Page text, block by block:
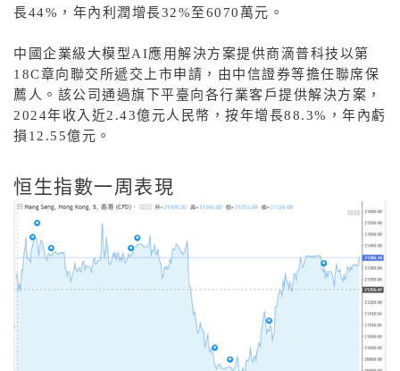
長44% ，年內利潤增長32% 至6070 萬元。
中國企業級大模型AI應用解決方案提供商滴普科技以第
18C章向聯交所遞交上市申請，由中信證券等擔任聯席保
薦人。該公司通過旗下平臺向各行業客戶提供解決方案，
2024年收入近2.43億元人民幣，按年增長88.3% ，年內虧
損 12.55億元。
恒生指數一周表現